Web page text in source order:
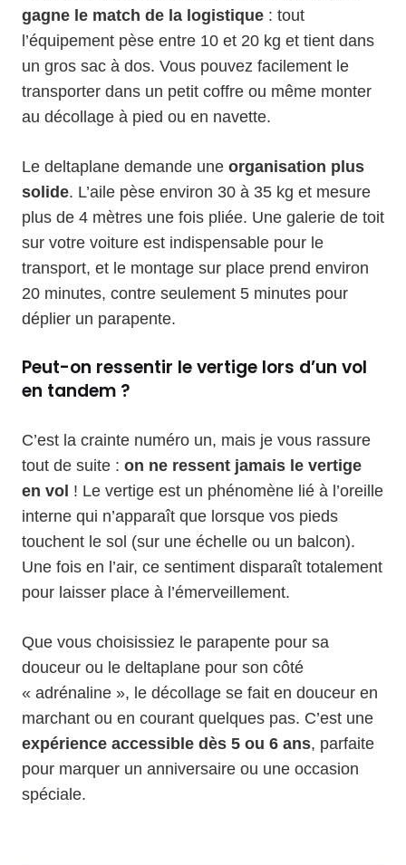
gagne le match de la logistique : tout
l’équipement pèse entre 10 et 20 kg et tient dans
un gros sac à dos. Vous pouvez facilement le
transporter dans un petit coffre ou même monter
au décollage à pied ou en navette.
Le deltaplane demande une organisation plus
solide. L’aile pèse environ 30 à 35 kg et mesure
plus de 4 mètres une fois pliée. Une galerie de toit
sur votre voiture est indispensable pour le
transport, et le montage sur place prend environ
20 minutes, contre seulement 5 minutes pour
déplier un parapente.
Peut-on ressentir le vertige lors d’un vol
en tandem ?
C’est la crainte numéro un, mais je vous rassure
tout de suite : on ne ressent jamais le vertige
en vol ! Le vertige est un phénomène lié à l’oreille
interne qui n’apparaît que lorsque vos pieds
touchent le sol (sur une échelle ou un balcon).
Une fois en l’air, ce sentiment disparaît totalement
pour laisser place à l’émerveillement.
Que vous choisissiez le parapente pour sa
douceur ou le deltaplane pour son côté
« adrénaline », le décollage se fait en douceur en
marchant ou en courant quelques pas. C’est une
expérience accessible dès 5 ou 6 ans, parfaite
pour marquer un anniversaire ou une occasion
spéciale.